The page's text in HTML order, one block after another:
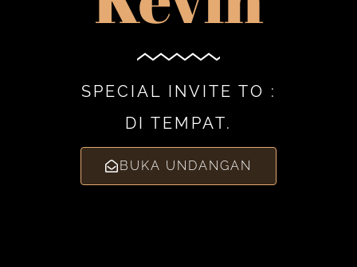
SPECIAL INVITE TO :
DI TEMPAT.
BUKA UNDANGAN